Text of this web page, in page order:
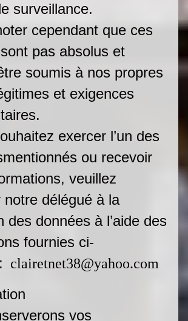
surveillance.
cependant que ces
pas absolus et
soumis à nos propres
et exigences
exercer l’un des
ou recevoir
veuillez
notre délégué à la
des données à l’aide des
fournies ci-
clairetnet38@yahoo.com
vos